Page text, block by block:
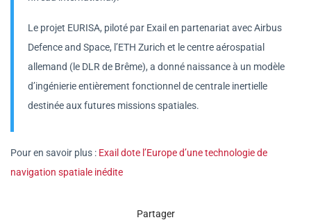
Le projet EURISA, piloté par Exail en partenariat avec Airbus
Defence and Space, l’ETH Zurich et le centre aérospatial
allemand (le DLR de Brême), a donné naissance à un modèle
d’ingénierie entièrement fonctionnel de centrale inertielle
destinée aux futures missions spatiales.
Pour en savoir plus : Exail dote l’Europe d’une technologie de
navigation spatiale inédite
Partager